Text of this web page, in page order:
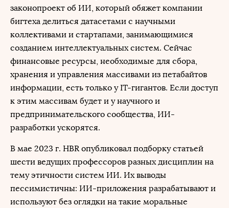
законопроект об ИИ, который обяжет компании
бигтеха делиться датасетами с научными
коллективами и стартапами, занимающимися
созданием интеллектуальных систем. Сейчас
финансовые ресурсы, необходимые для сбора,
хранения и управления массивами из петабайтов
информации, есть только у IТ-гигантов. Если доступ
к этим массивам будет и у научного и
предпринимательского сообщества, ИИ-
разработки ускорятся.
В мае 2023 г. HBR опубликовал подборку статьей
шести ведущих профессоров разных дисциплин на
тему этичности систем ИИ. Их выводы
пессимистичны: ИИ-приложения разрабатывают и
используют без оглядки на такие моральные